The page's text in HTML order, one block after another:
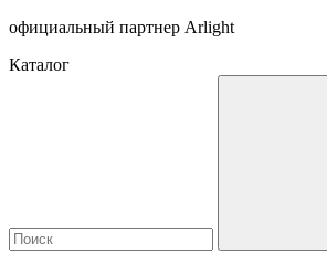
официальный партнер Arlight
Каталог